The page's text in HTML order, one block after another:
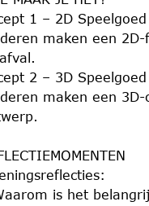
1 – 2D Speelgoed
maken een
2 – 3D Speelgoed
maken een
is het